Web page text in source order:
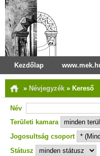
Kezdőlap
» Névjegyzék » Kereső
Név
Területi kamara
Jogosultság csoport
Státusz